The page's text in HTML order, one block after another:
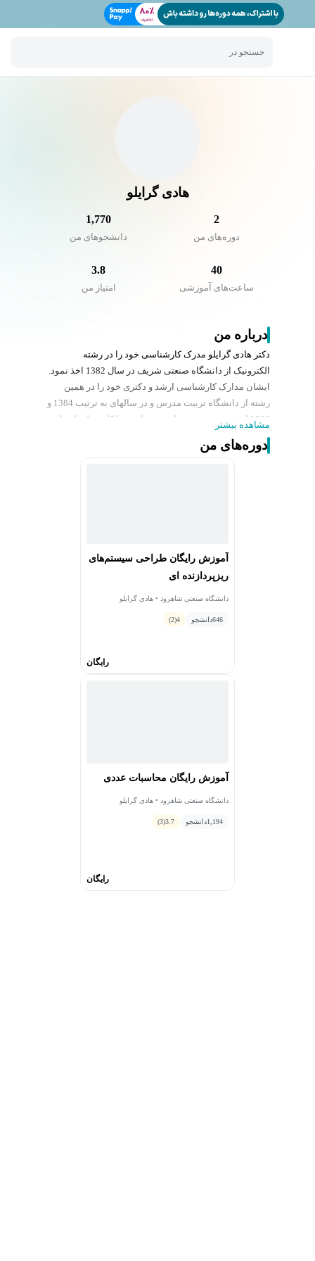
جستجو در
هادی گرایلو
2
دوره‌های من
1,770
دانشجو‌های من
40
ساعت‌های آموزشی
3.8
امتیاز من
درباره من
دكتر هادی گرایلو مدرک کارشناسی خود را در رشته
الکترونیک از دانشگاه صنعتی شریف در سال 1382 اخذ نمود.
ایشان مدارک کارشناسی ارشد و دکتری خود را در همین
رشته از دانشگاه تربیت مدرس و در سالهای به ترتیب 1384 و
1388 اخذ نمودند. زمینه های تحقیقاتی و یا کار عملی ایشان
در زمینه های پردازش تصویر (فشرده سازی و بهسازی
تصویر)، پردازش ویدیو (فشرده سازی، بهسازی، تشخیص
مشاهده بیشتر
دوره‌های من
آموزش رایگان طراحی سیستم‌های
ریزپردازنده ای
دانشگاه صنعتی شاهرود • هادی گرایلو
646دانشجو 4
(2)
رایگان
آموزش رایگان محاسبات عددی
دانشگاه صنعتی شاهرود • هادی گرایلو
1,194دانشجو 3.7
(3)
رایگان